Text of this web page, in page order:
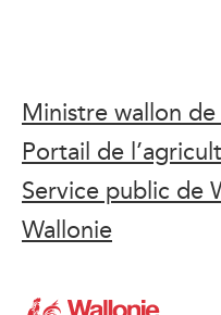
Ministre wallon
Portail de
Service public de
Wallonie